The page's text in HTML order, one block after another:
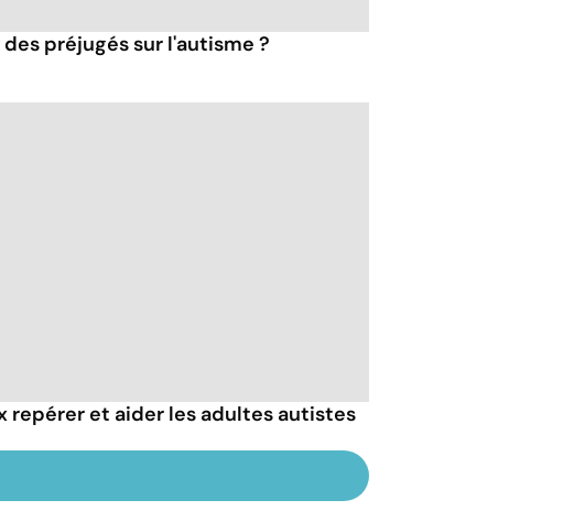
préjugés sur l'autisme ?
repérer et aider les adultes autistes